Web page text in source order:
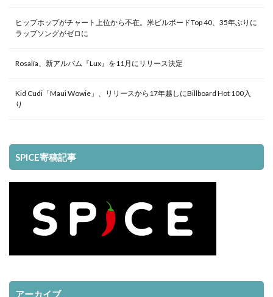
ヒップホップがチャート上位から不在。米ビルボードTop 40、35年ぶりに
ラップソングがゼロに
Rosalía、新アルバム『Lux』を11月にリリース決定
Kid Cudi「Maui Wowie」、リリースから17年越しにBillboard Hot 100入
り
SPICE寄稿記事
アーカイブ